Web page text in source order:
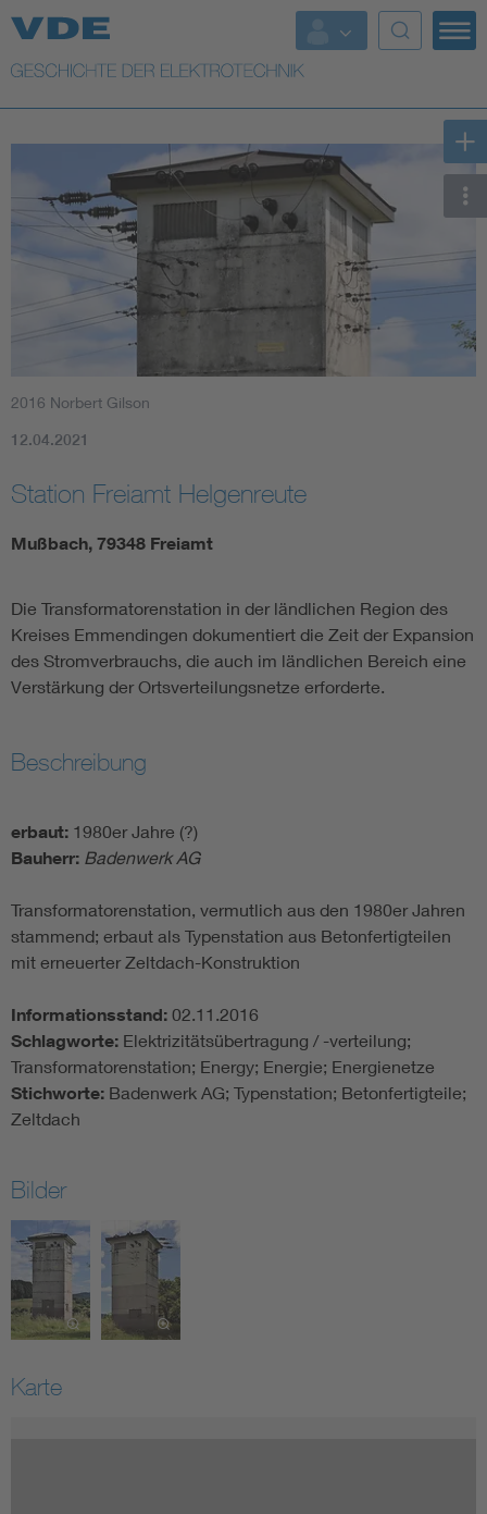
Top Themen
Weitere Themen
2016 Norbert Gilson
12.04.2021
Station Freiamt Helgenreute
Mußbach, 79348 Freiamt
Die Transformatorenstation in der ländlichen Region des
Kreises Emmendingen dokumentiert die Zeit der Expansion
des Stromverbrauchs, die auch im ländlichen Bereich eine
Verstärkung der Ortsverteilungsnetze erforderte.
Beschreibung
erbaut: 1980er Jahre (?)
Bauherr: Badenwerk AG
Transformatorenstation, vermutlich aus den 1980er Jahren
stammend; erbaut als Typenstation aus Betonfertigteilen
mit erneuerter Zeltdach-Konstruktion
Informationsstand: 02.11.2016
Schlagworte: Elektrizitätsübertragung / -verteilung;
Transformatorenstation; Energy; Energie; Energienetze
Stichworte: Badenwerk AG; Typenstation; Betonfertigteile;
Zeltdach
Bilder
Karte